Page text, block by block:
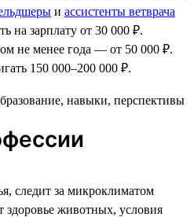
и ассистенты ветврача
на зарплату от 30 000 ₽.
не менее года — от 50 000 ₽.
150 000–200 000 ₽.
следит за микроклиматом
здоровье животных, условия